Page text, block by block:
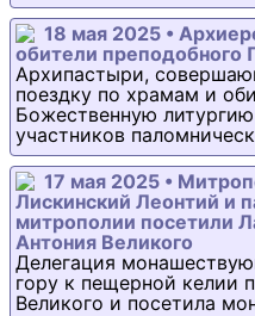
18 мая 2025 •
обители преподобного
Архипастыри,
поездку по храмам и
Божественную
участников
17 мая 2025 •
Лискинский Леонтий и
митрополии посетили
Антония Великого
Делегация
гору к пещерной келии
Великого и посетила